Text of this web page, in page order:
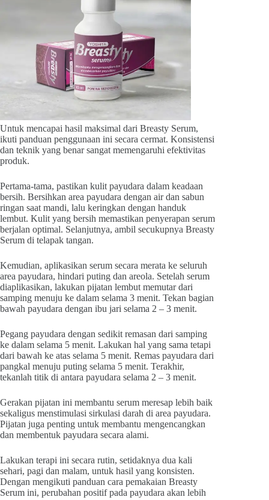
Untuk mencapai hasil maksimal dari Breasty Serum,
ikuti panduan penggunaan ini secara cermat. Konsistensi
dan teknik yang benar sangat memengaruhi efektivitas
produk.
Pertama-tama, pastikan kulit payudara dalam keadaan
bersih. Bersihkan area payudara dengan air dan sabun
ringan saat mandi, lalu keringkan dengan handuk
lembut. Kulit yang bersih memastikan penyerapan serum
berjalan optimal. Selanjutnya, ambil secukupnya Breasty
Serum di telapak tangan.
Kemudian, aplikasikan serum secara merata ke seluruh
area payudara, hindari puting dan areola. Setelah serum
diaplikasikan, lakukan pijatan lembut memutar dari
samping menuju ke dalam selama 3 menit. Tekan bagian
bawah payudara dengan ibu jari selama 2 – 3 menit.
Pegang payudara dengan sedikit remasan dari samping
ke dalam selama 5 menit. Lakukan hal yang sama tetapi
dari bawah ke atas selama 5 menit. Remas payudara dari
pangkal menuju puting selama 5 menit. Terakhir,
tekanlah titik di antara payudara selama 2 – 3 menit.
Gerakan pijatan ini membantu serum meresap lebih baik
sekaligus menstimulasi sirkulasi darah di area payudara.
Pijatan juga penting untuk membantu mengencangkan
dan membentuk payudara secara alami.
Lakukan terapi ini secara rutin, setidaknya dua kali
sehari, pagi dan malam, untuk hasil yang konsisten.
Dengan mengikuti panduan cara pemakaian Breasty
Serum ini, perubahan positif pada payudara akan lebih